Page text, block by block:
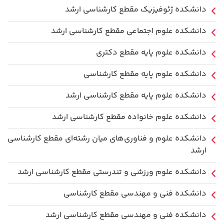
دانشکده ژئوفیزیک مقطع کارشناسی ارشد
دانشکده علوم اجتماعی مقطع کارشناسی ارشد
دانشکده علوم پایه مقطع دکتری
دانشکده علوم پایه مقطع کارشناسی
دانشکده علوم پایه مقطع کارشناسی ارشد
دانشکده علوم خانواده مقطع کارشناسی ارشد
دانشکده علوم و فناوری‌های میان رشته‌ای مقطع کارشناسی
ارشد
دانشکده علوم ورزشی و تندرستی مقطع کارشناسی ارشد
دانشکده فنی و مهندسی مقطع کارشناسی
دانشکده فنی و مهندسی مقطع کارشناسی ارشد